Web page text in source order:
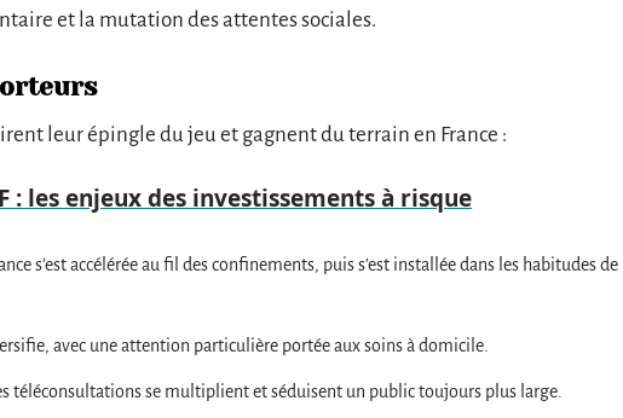
et la mutation des attentes sociales.
leur épingle du jeu et gagnent du terrain en France :
: les enjeux des investissements à risque
s’est accélérée au fil des confinements, puis s’est installée dans les habitudes de
avec une attention particulière portée aux soins à domicile.
téléconsultations se multiplient et séduisent un public toujours plus large.